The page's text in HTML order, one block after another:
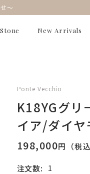
～
Stone New Arrivals
Ponte Vecchio
K18YGグリ
イア/ダイヤ
198,000円（税込
注文数: